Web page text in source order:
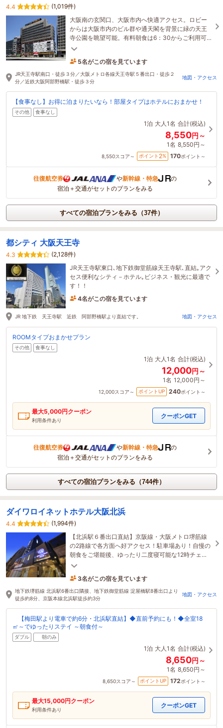
4.4
(1,019件)
大阪南の玄関口、大阪市内へ快適アクセス。ロビー
からは大阪市内のビル群や通天閣を背景に緑の天王
寺公園を眺望可能。有料朝食は6：30からご利用可
能。
5名がこの宿を見ています
31分前に予約されました
JR天王寺駅南口・徒歩３分／大阪メトロ各線天王寺駅５番出口・徒歩２
分／近鉄大阪阿部野橋駅・徒歩３分
地図・アクセス
【食事なし】お得に泊まりたいなら！部屋タイプはホテルにおまかせ！
その他 食事なし
1泊 大人1名 合計(税込)
8,550円～
1名 8,550円～
8,550スコア～ ポイント 2% 170ポイント～
往復航空券 や新幹線・特急
の
宿泊＋交通がセットのプランをみる
すべての宿泊プランをみる（37件）
都シティ 大阪天王寺
4.3
(2,128件)
JR天王寺駅東口､地下鉄御堂筋線天王寺駅､直結｡アク
セス便利なシティ－ホテル｡ビジネス・観光に最適で
す！！
4名がこの宿を見ています
JR 地下鉄 天王寺駅 近鉄 阿部野橋駅より直結です。 地図・アクセス
ROOMタイプおまかせプラン
その他 食事なし
1泊 大人1名 合計(税込)
12,000円～
1名 12,000円～
12,000スコア～ ポイントUP 240ポイント～
最大5,000円クーポン
利用条件あり
クーポンGET
往復航空券 や新幹線・特急
の
宿泊＋交通がセットのプランをみる
すべての宿泊プランをみる（744件）
ダイワロイネットホテル大阪北浜
4.4
(1,994件)
【北浜駅６番出口直結】京阪線・大阪メトロ堺筋線
の2路線で各方面へ好アクセス！駐車場あり！自慢の
朝食をご堪能後、ゆったり二度寝可能な12時チェッ
クアウトプランが好評！全室18㎡以上で快適なご滞
3名がこの宿を見ています
22分前に予約されました
地下鉄堺筋線 北浜駅6番出口隣接、地下鉄御堂筋線 淀屋橋駅8番出口より
徒歩約8分、京阪本線北浜駅徒歩約3分
地図・アクセス
【梅田駅より電車で約6分・北浜駅直結】◆直前予約にも！◆全室18
㎡～でゆったりステイ ～朝食付～
ダブル 朝のみ
1泊 大人1名 合計(税込)
8,650円～
1名 8,650円～
8,650スコア～ ポイントUP 172ポイント～
最大15,000円クーポン
利用条件あり
クーポンGET